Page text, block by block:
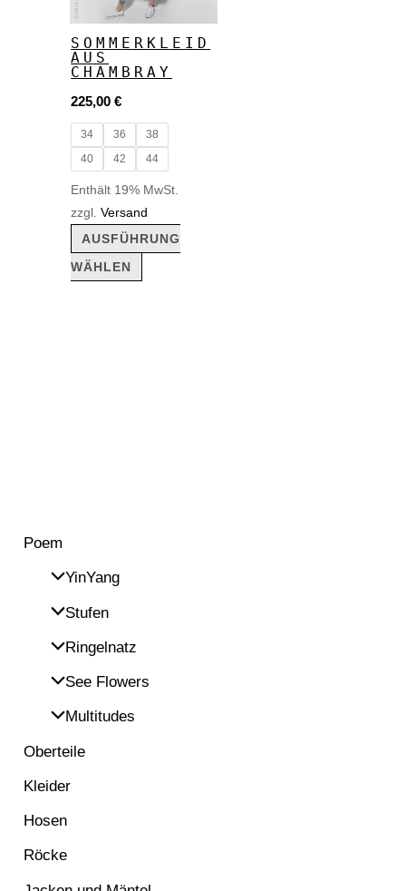
Poem
YinYang
Stufen
Ringelnatz
See Flowers
Multitudes
Oberteile
Kleider
Hosen
Röcke
SOMMERKLEID
AUS
CHAMBRAY
225,00€
34 36
38
40
42 44
Enthält 19% MwSt.
zzgl.Versand
AUSFÜHRUNG
WÄHLEN
auf
der
Produktseite
gewählt
werden